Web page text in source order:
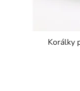
Korálky